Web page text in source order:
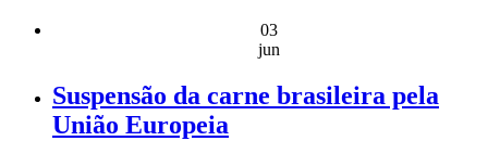
03
jun
Suspensão da carne brasileira pela
União Europeia